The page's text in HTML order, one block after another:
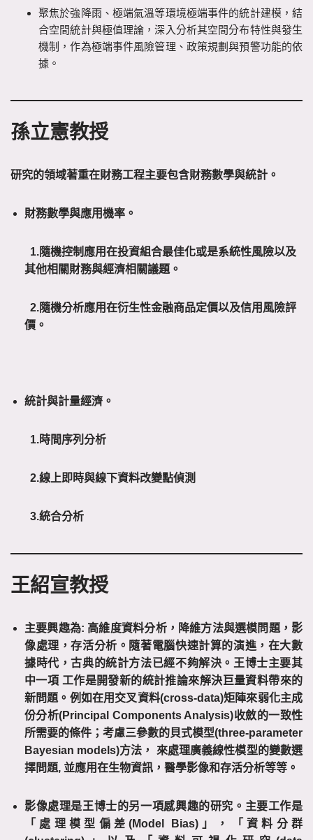
聚焦於強降雨、極端氣溫等環境極端事件的統計建模，結
合空間統計與極值理論，深入分析其空間分布特性與發生
機制，作為極端事件風險管理、政策規劃與預警功能的依
據。
孫立憲教授
研究的領域著重在財務工程主要包含財務數學與統計。
財務數學與應用機率。
1.隨機控制應用在投資組合最佳化或是系統性風險以及
其他相關財務與經濟相關議題。
2.隨機分析應用在衍生性金融商品定價以及信用風險評
價。
統計與計量經濟。
1.時間序列分析
2.線上即時與線下資料改變點偵測
3.統合分析
王紹宣教授
主要興趣為: 高維度資料分析，降維方法與選模問題，影
像處理，存活分析。隨著電腦快速計算的演進，在大數
據時代，古典的統計方法已經不夠解決。王博士主要其
中一項 工作是開發新的統計推論來解決巨量資料帶來的
新問題。例如在用交叉資料(cross-data)矩陣來弱化主成
份分析(Principal Components Analysis)收斂的一致性
所需要的條件；考慮三參數的貝式模型(three-parameter
Bayesian models)方法，
來處理廣義線性模型的變數選
擇問題, 並應用在生物資訊，醫學影像和存活分析等等。
影像處理是王博士的另一項感興趣的研究。主要工作是
「處理模型偏差(Model Bias)」，「資料分群